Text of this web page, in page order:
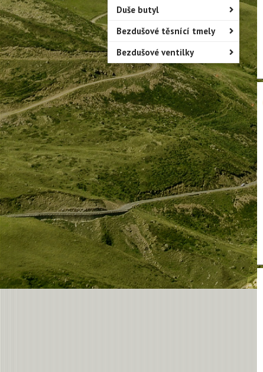
Duše butyl
Bezdušové těsnící tmely
Bezdušové ventilky